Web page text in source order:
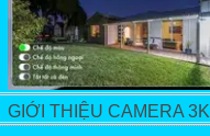
GIỚI THIỆU CAMERA